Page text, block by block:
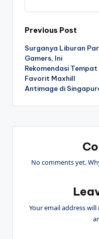
Post
Previous Post
Surganya Liburan
Gamers, Ini
Rekomendasi Tempat
Favorit Maxhill
Antimage di
No comments yet.
Your email address